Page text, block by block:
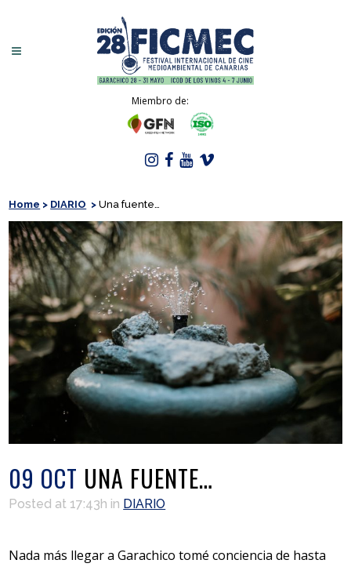
Miembro de:
Home > DIARIO >Una fuente…
09 OCT UNA FUENTE…
Posted at 17:43h in DIARIO
Nada más llegar a Garachico tomé conciencia de hasta